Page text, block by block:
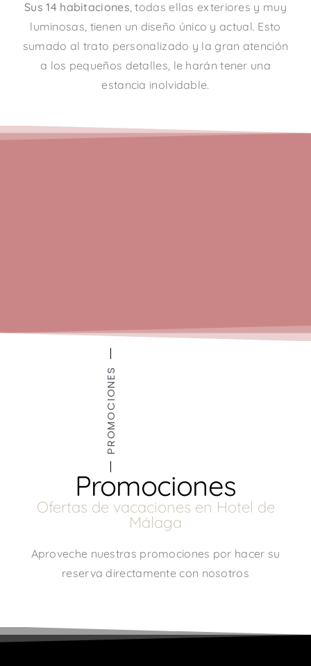
Sus 14 habitaciones, todas ellas exteriores y muy
luminosas, tienen un diseño único y actual. Esto
sumado al trato personalizado y la gran atención
a los pequeños detalles, le harán tener una
estancia inolvidable.
Promociones
Ofertas de vacaciones en Hotel de
Málaga
Aproveche nuestras promociones por hacer su
reserva directamente con nosotros
PROMOCIONES